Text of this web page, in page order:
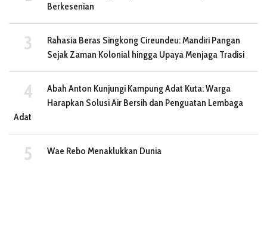
Berkesenian
Rahasia Beras Singkong Cireundeu: Mandiri Pangan
Sejak Zaman Kolonial hingga Upaya Menjaga Tradisi
Abah Anton Kunjungi Kampung Adat Kuta: Warga
Harapkan Solusi Air Bersih dan Penguatan Lembaga
Adat
Wae Rebo Menaklukkan Dunia